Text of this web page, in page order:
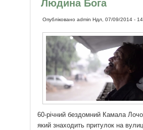
Людина Бога
Опублікованоadmin Ндл, 07/09/2014 -
60-річний бездомний Камала Лочо
який знаходить притулок на